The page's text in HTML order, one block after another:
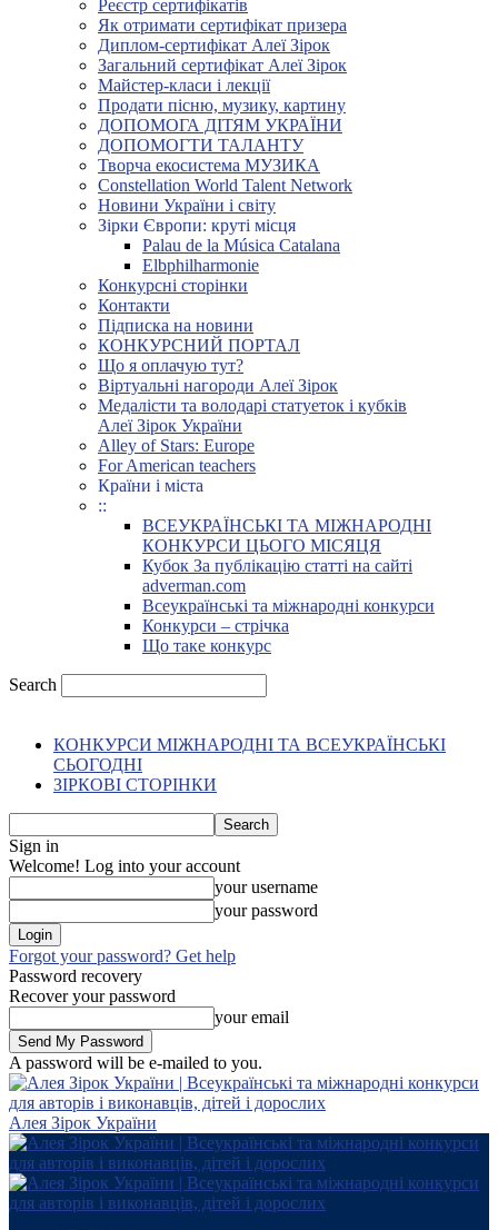
Реєстр сертифікатів
Як отримати сертифікат призера
Диплом-сертифікат Алеї Зірок
Загальний сертифікат Алеї Зірок
Майстер-класи і лекції
Продати пісню, музику, картину
ДОПОМОГА ДІТЯМ УКРАЇНИ
ДОПОМОГТИ ТАЛАНТУ
Творча екосистема МУЗИКА
Constellation World Talent Network
Новини України і світу
Зірки Європи: круті місця
Palau de la Música Catalana
Elbphilharmonie
Конкурсні сторінки
Контакти
Підписка на новини
КОНКУРСНИЙ ПОРТАЛ
Що я оплачую тут?
Віртуальні нагороди Алеї Зірок
Медалісти та володарі статуеток і кубків
Алеї Зірок України
Alley of Stars: Europe
For American teachers
Країни і міста
::
ВСЕУКРАЇНСЬКІ ТА МІЖНАРОДНІ
КОНКУРСИ ЦЬОГО МІСЯЦЯ
Кубок За публікацію статті на сайті
adverman.com
Всеукраїнські та міжнародні конкурси
Конкурси – стрічка
Що таке конкурс
Search
КОНКУРСИ МІЖНАРОДНІ ТА ВСЕУКРАЇНСЬКІ
СЬОГОДНІ
ЗІРКОВІ СТОРІНКИ
Sign in
Welcome! Log into your account
your username
your password
Forgot your password? Get help
Password recovery
Recover your password
your email
A password will be e-mailed to you.
Алея Зірок України